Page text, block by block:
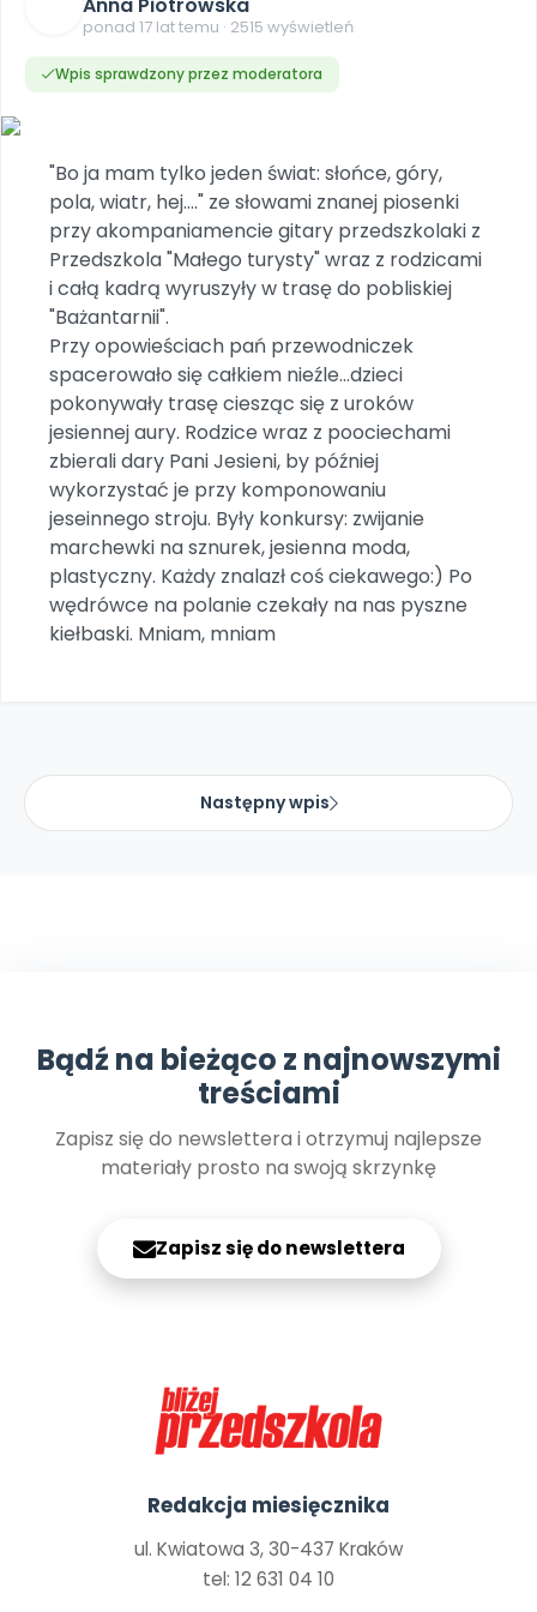
Scenariusze i artykuły
Pomoce dydaktyczne
Plany tygodniowe
Praca wychowawcza
Bliżejprzedszkolne zestawy
Zestawy do pobrania
POLECAMY
Wybierz prezent
Przy zamówieniu prenumeraty
Zaplanuj rok przedszkolny
Materiały na nowy rok
Archiwalne numery
Pomoc
Miesięczniki
Ebooki
Wszystko dla przedszkoli
Zamówienia hurtowe
NA SKRÓTY
Letnia wyprzedaż
Promocje w sklepie
Nowości
Zapowiedzi
Polecamy
Promocje
Konferencje
Spotkania na dużą skalę
POLECAMY
Akademia Muzyki i Ruchu
Szkolenia muzyczne
Ebooki
Nasze interaktywne ebooki
Pakiet bliżej MAX
Poznajemy regiony
Sensosmyki
Patronat BLIŻEJ PRZEDSZKOLA
Nauka liter i głosek
Sprintem do maratonu
Ruch i motywacja
Bliżej Pieska
Pomoc zwierzętom
Książka (dla) Przedszkolaka
Promowanie czytelnictwa
SOCIAL MEDIA
Facebook
Aktualności
TikTok
Zobacz nas na TikToku
YouTube
Filmy edukacyjne
ponad 17 lat temu · 2515 wyświetleń
Wpis sprawdzony przez moderatora
"Bo ja mam tylko jeden świat: słońce, góry,
pola, wiatr, hej...." ze słowami znanej piosenki
przy akompaniamencie gitary przedszkolaki z
Przedszkola "Małego turysty" wraz z rodzicami
i całą kadrą wyruszyły w trasę do pobliskiej
"Bażantarnii".
Przy opowieściach pań przewodniczek
spacerowało się całkiem nieźle...dzieci
pokonywały trasę ciesząc się z uroków
jesiennej aury. Rodzice wraz z poociechami
zbierali dary Pani Jesieni, by później
wykorzystać je przy komponowaniu
jeseinnego stroju. Były konkursy: zwijanie
marchewki na sznurek, jesienna moda,
plastyczny. Każdy znalazł coś ciekawego:) Po
wędrówce na polanie czekały na nas pyszne
kiełbaski. Mniam, mniam
Następny wpis
Bądź na bieżąco z najnowszymi
treściami
Zapisz się do newslettera i otrzymuj najlepsze
materiały prosto na swoją skrzynkę
Zapisz się do newslettera
Redakcja miesięcznika
ul. Kwiatowa 3, 30-437 Kraków
tel: 12 631 04 10